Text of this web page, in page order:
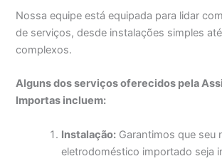
Nossa equipe está equipada para lidar
de serviços, desde instalações simples
complexos.
Alguns dos serviços oferecidos pela
Importas incluem:
Instalação: Garantimos que seu
eletrodoméstico importado seja